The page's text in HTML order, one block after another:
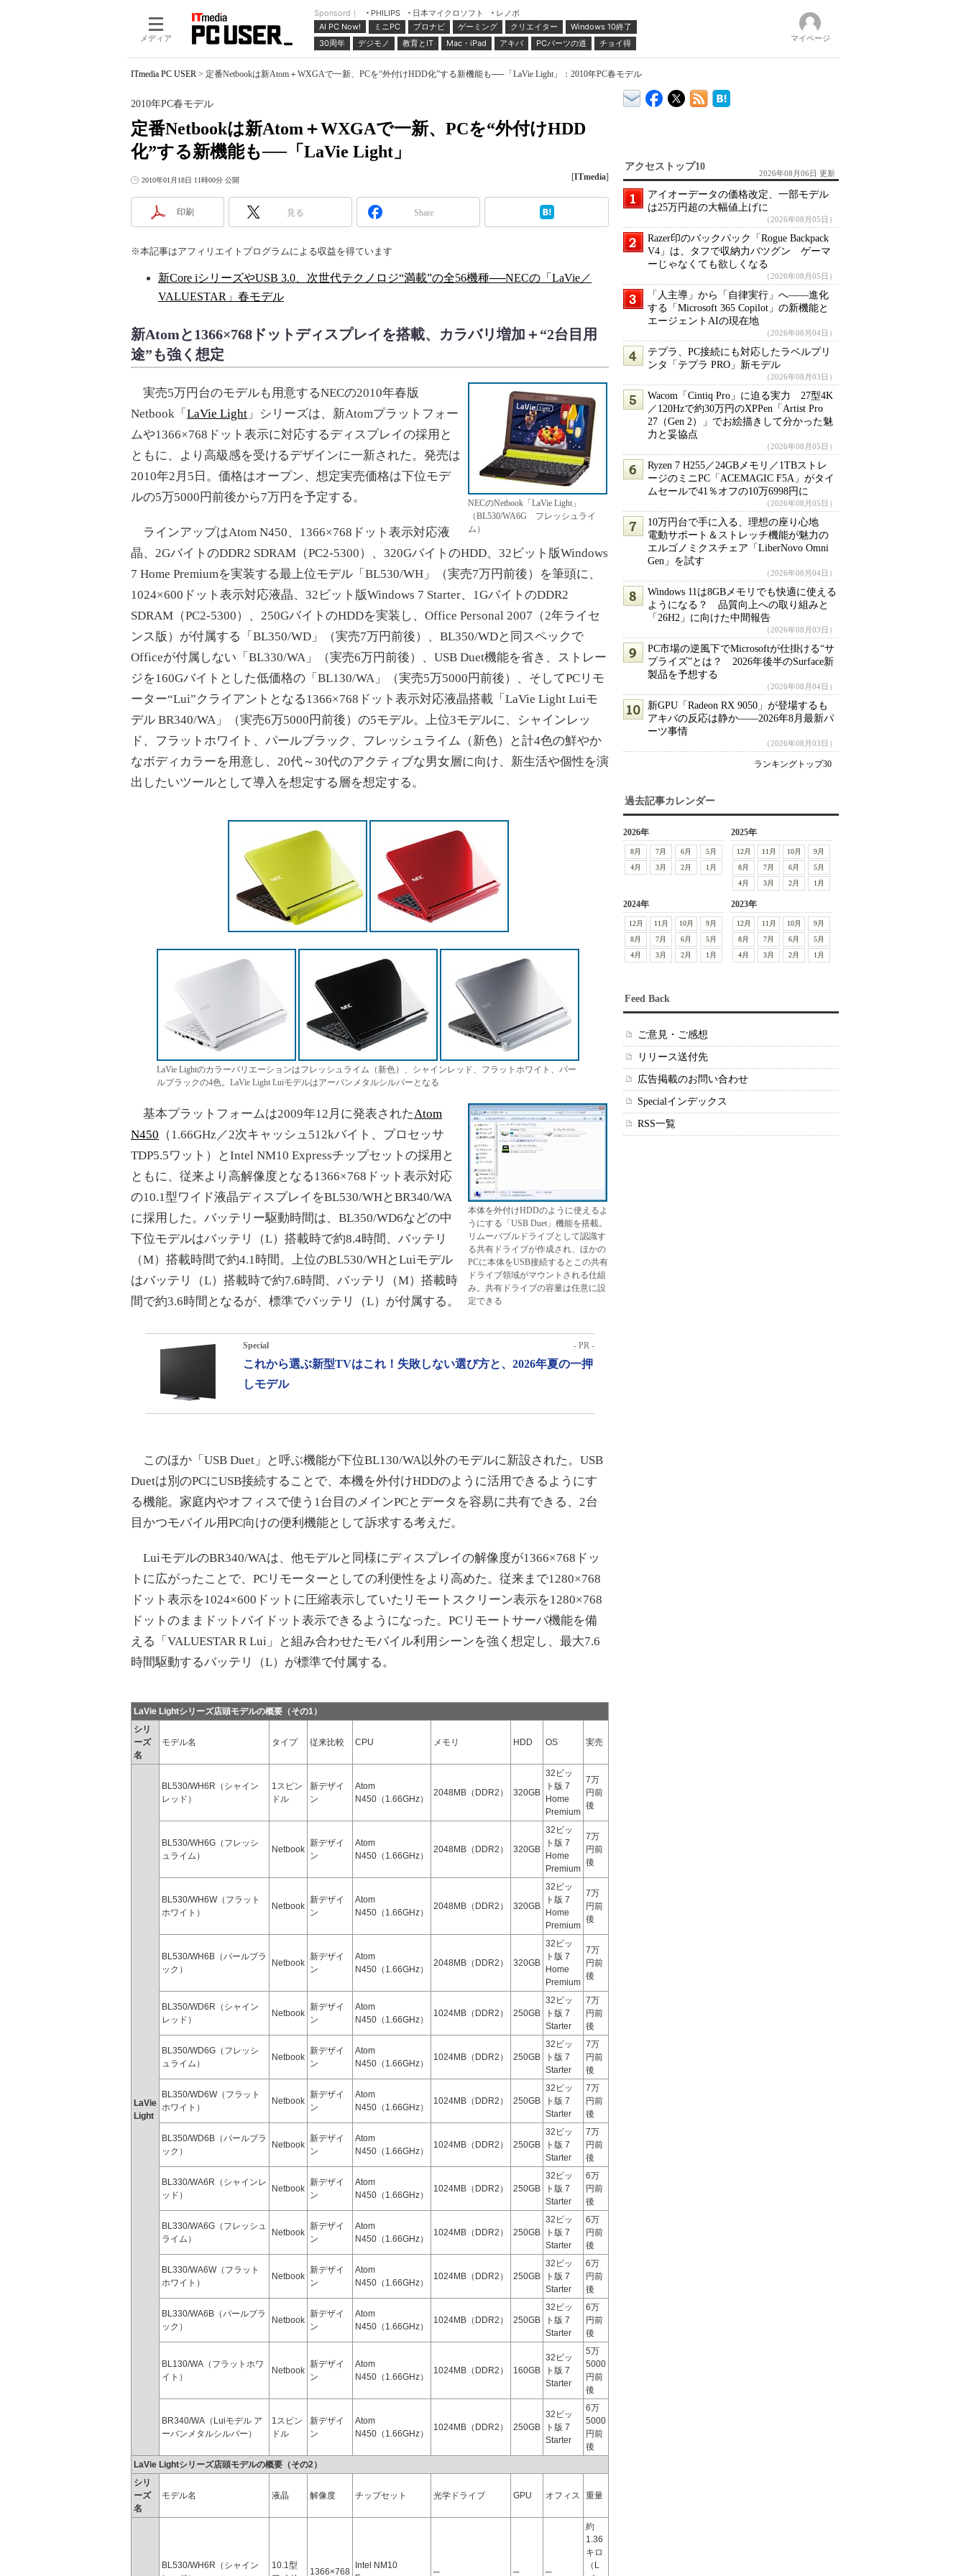
メディア
Sponsord｜ PHILIPS 日本マイクロソフト
レノボ
AI PC Now!
ミニPC プロナビ ゲーミング クリエイター
Windows 10終了
30周年
デジモノ 教育とIT Mac・iPad アキバ PCパーツの道 チョイ得 マイページ
ITmedia PC USER > 定番Netbookは新Atom＋WXGAで一新、PCを“外付けHDD化”する新機能も──「LaVie Light」：2010年PC春モデル
定番Netbookは新Atom＋WXGAで一新、PCを“外付けHDD
化”する新機能も──「LaVie Light」
2010年PC春モデル
2010年01月18日 11時00分 公開 [ITmedia]
印刷 見る Share
※本記事はアフィリエイトプログラムによる収益を得ています
新Core iシリーズやUSB 3.0、次世代テクノロジ“満載”の全56機種──NECの「LaVie／
VALUESTAR」春モデル
新Atomと1366×768ドットディスプレイを搭載、カラバリ増加＋“2台目用
途”も強く想定
NECのNetbook「LaVie Light」
（BL530/WA6G フレッシュライ
ム）
実売5万円台のモデルも用意するNECの2010年春版
Netbook「 LaVie Light 」シリーズは、新Atomプラットフォー
ムや1366×768ドット表示に対応するディスプレイの採用と
ともに、より高級感を受けるデザインに一新された。発売は
2010年2月5日。価格はオープン、想定実売価格は下位モデ
ルの5万5000円前後から7万円を予定する。
ラインアップはAtom N450、1366×768ドット表示対応液
晶、2GバイトのDDR2 SDRAM（PC2-5300）、320GバイトのHDD、32ビット版Windows
7 Home Premiumを実装する最上位モデル「BL530/WH」（実売7万円前後）を筆頭に、
1024×600ドット表示対応液晶、32ビット版Windows 7 Starter、1GバイトのDDR2
SDRAM（PC2-5300）、250GバイトのHDDを実装し、Office Personal 2007（2年ライセ
ンス版）が付属する「BL350/WD」（実売7万円前後）、BL350/WDと同スペックで
Officeが付属しない「BL330/WA」（実売6万円前後）、USB Duet機能を省き、ストレー
ジを160Gバイトとした低価格の「BL130/WA」（実売5万5000円前後）、そしてPCリモ
ーター“Lui”クライアントとなる1366×768ドット表示対応液晶搭載「LaVie Light Luiモ
デル BR340/WA」（実売6万5000円前後）の5モデル。上位3モデルに、シャインレッ
ド、フラットホワイト、パールブラック、フレッシュライム（新色）と計4色の鮮やか
なボディカラーを用意し、20代～30代のアクティブな男女層に向け、新生活や個性を演
出したいツールとして導入を想定する層を想定する。
LaVie Lightのカラーバリエーションはフレッシュライム（新色）、シャインレッド、フラットホワイト、パー
ルブラックの4色。LaVie Light Luiモデルはアーバンメタルシルバーとなる
本体を外付けHDDのように使えるよ
うにする「USB Duet」機能を搭載。
リムーバブルドライブとして認識す
る共有ドライブが作成され、ほかの
PCに本体をUSB接続するとこの共有
ドライブ領域がマウントされる仕組
み。共有ドライブの容量は任意に設
定できる
基本プラットフォームは2009年12月に発表されたAtom
N450 （1.66GHz／2次キャッシュ512kバイト、プロセッサ
TDP5.5ワット）とIntel NM10 Expressチップセットの採用と
ともに、従来より高解像度となる1366×768ドット表示対応
の10.1型ワイド液晶ディスプレイをBL530/WHとBR340/WA
に採用した。バッテリー駆動時間は、BL350/WD6などの中
下位モデルはバッテリ（L）搭載時で約8.4時間、バッテリ
（M）搭載時間で約4.1時間。上位のBL530/WHとLuiモデル
はバッテリ（L）搭載時で約7.6時間、バッテリ（M）搭載時
間で約3.6時間となるが、標準でバッテリ（L）が付属する。
Special - PR -
これから選ぶ新型TVはこれ！失敗しない選び方と、2026年夏の一押
しモデル
このほか「USB Duet」と呼ぶ機能が下位BL130/WA以外のモデルに新設された。USB
Duetは別のPCにUSB接続することで、本機を外付けHDDのように活用できるようにす
る機能。家庭内やオフィスで使う1台目のメインPCとデータを容易に共有できる、2台
目かつモバイル用PC向けの便利機能として訴求する考えだ。
LuiモデルのBR340/WAは、他モデルと同様にディスプレイの解像度が1366×768ドッ
トに広がったことで、PCリモーターとしての利便性をより高めた。従来まで1280×768
ドット表示を1024×600ドットに圧縮表示していたリモートスクリーン表示を1280×768
ドットのままドットバイドット表示できるようになった。PCリモートサーバ機能を備
える「VALUESTAR R Lui」と組み合わせたモバイル利用シーンを強く想定し、最大7.6
時間駆動するバッテリ（L）が標準で付属する。
LaVie Lightシリーズ店頭モデルの概要（その1）
シリ
ーズ
名
モデル名 タイプ 従来比較 CPU メモリ HDD OS 実売
LaVie
Light
BL530/WH6R（シャイン
レッド）
1スピン
ドル
新デザイ
ン
Atom
N450（1.66GHz）
2048MB（DDR2） 320GB
32ビッ
ト版 7
Home
Premium
7万
円前
後
BL530/WH6G（フレッシ
ュライム）
Netbook
新デザイ
ン
Atom
N450（1.66GHz）
2048MB（DDR2） 320GB
32ビッ
ト版 7
Home
Premium
7万
円前
後
BL530/WH6W（フラット
ホワイト）
Netbook
新デザイ
ン
Atom
N450（1.66GHz）
2048MB（DDR2） 320GB
32ビッ
ト版 7
Home
Premium
7万
円前
後
BL530/WH6B（パールブラ
ック）
Netbook
新デザイ
ン
Atom
N450（1.66GHz）
2048MB（DDR2） 320GB
32ビッ
ト版 7
Home
Premium
7万
円前
後
BL350/WD6R（シャイン
レッド）
Netbook
新デザイ
ン
Atom
N450（1.66GHz）
1024MB（DDR2） 250GB
32ビッ
ト版 7
Starter
7万
円前
後
BL350/WD6G（フレッシ
ュライム）
Netbook
新デザイ
ン
Atom
N450（1.66GHz）
1024MB（DDR2） 250GB
32ビッ
ト版 7
Starter
7万
円前
後
BL350/WD6W（フラット
ホワイト）
Netbook
新デザイ
ン
Atom
N450（1.66GHz）
1024MB（DDR2） 250GB
32ビッ
ト版 7
Starter
7万
円前
後
BL350/WD6B（パールブラ
ック）
Netbook
新デザイ
ン
Atom
N450（1.66GHz）
1024MB（DDR2） 250GB
32ビッ
ト版 7
Starter
7万
円前
後
BL330/WA6R（シャインレ
ッド）
Netbook
新デザイ
ン
Atom
N450（1.66GHz）
1024MB（DDR2） 250GB
32ビッ
ト版 7
Starter
6万
円前
後
BL330/WA6G（フレッシュ
ライム）
Netbook
新デザイ
ン
Atom
N450（1.66GHz）
1024MB（DDR2） 250GB
32ビッ
ト版 7
Starter
6万
円前
後
BL330/WA6W（フラット
ホワイト）
Netbook
新デザイ
ン
Atom
N450（1.66GHz）
1024MB（DDR2） 250GB
32ビッ
ト版 7
Starter
6万
円前
後
BL330/WA6B（パールブラ
ック）
Netbook
新デザイ
ン
Atom
N450（1.66GHz）
1024MB（DDR2） 250GB
32ビッ
ト版 7
Starter
6万
円前
後
BL130/WA（フラットホワ
イト）
Netbook
新デザイ
ン
Atom
N450（1.66GHz）
1024MB（DDR2） 160GB
32ビッ
ト版 7
Starter
5万
5000
円前
後
BR340/WA（Luiモデル ア
ーバンメタルシルバー）
1スピン
ドル
新デザイ
ン
Atom
N450（1.66GHz）
1024MB（DDR2） 250GB
32ビッ
ト版 7
Starter
6万
5000
円前
後
LaVie Lightシリーズ店頭モデルの概要（その2）
シリ
ーズ
名
モデル名 液晶 解像度 チップセット 光学ドライブ GPU オフィス 重量
BL530/WH6R（シャイン
10.1型
1366×768
Intel NM10
─ ─ ─
約
1.36
キロ
（L
アクセストップ10
2026年08月06日 更新
アイオーデータの価格改定、一部モデル
は25万円超の大幅値上げに
（2026年08月05日）
Razer印のバックパック「Rogue Backpack
V4」は、タフで収納力バツグン ゲーマ
ーじゃなくても欲しくなる
（2026年08月05日）
「人主導」から「自律実行」へ――進化
する「Microsoft 365 Copilot」の新機能と
エージェントAIの現在地
（2026年08月04日）
テプラ、PC接続にも対応したラベルプリ
ンタ「テプラ PRO」新モデル
（2026年08月03日）
Wacom「Cintiq Pro」に迫る実力 27型4K
／120Hzで約30万円のXPPen「Artist Pro
27（Gen 2）」でお絵描きして分かった魅
力と妥協点
（2026年08月05日）
Ryzen 7 H255／24GBメモリ／1TBストレ
ージのミニPC「ACEMAGIC F5A」がタイ
ムセールで41％オフの10万6998円に
（2026年08月05日）
10万円台で手に入る、理想の座り心地
電動サポート＆ストレッチ機能が魅力の
エルゴノミクスチェア「LiberNovo Omni
Gen」を試す
（2026年08月04日）
Windows 11は8GBメモリでも快適に使える
ようになる？ 品質向上への取り組みと
「26H2」に向けた中間報告
（2026年08月03日）
PC市場の逆風下でMicrosoftが仕掛ける“サ
プライズ”とは？ 2026年後半のSurface新
製品を予想する
（2026年08月04日）
新GPU「Radeon RX 9050」が登場するも
アキバの反応は静か――2026年8月最新パ
ーツ事情
（2026年08月03日）
ランキングトップ30
過去記事カレンダー
2026年
8月 7月 6月
5月
4月
3月 2月 1月
2025年
12月 11月 10月
9月
8月
7月 6月
5月
4月
3月 2月 1月
2024年
12月 11月 10月
9月
8月
7月 6月
5月
4月
3月 2月 1月
2023年
12月 11月 10月
9月
8月
7月 6月
5月
4月
3月 2月 1月
Feed Back
ご意見・ご感想
リリース送付先
広告掲載のお問い合わせ
Specialインデックス
RSS一覧